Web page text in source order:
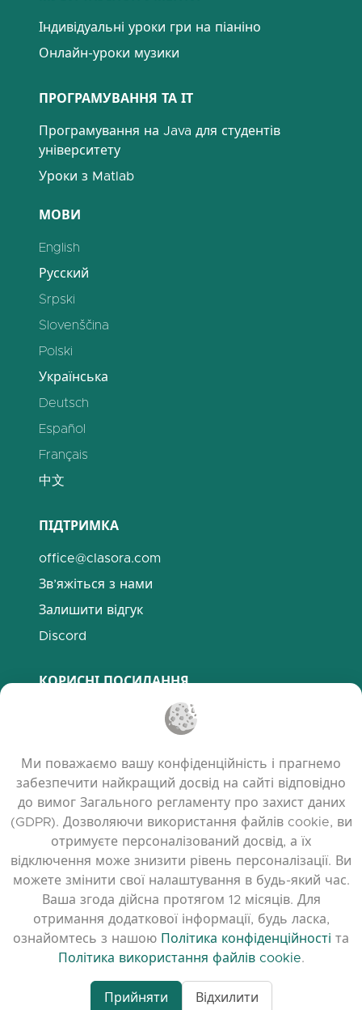
Індивідуальні уроки гри на піаніно
Онлайн-уроки музики
ПРОГРАМУВАННЯ ТА ІТ
Програмування на Java для студентів
університету
Уроки з Matlab
МОВИ
English
Русский
Srpski
Slovenščina
Polski
Українська
Deutsch
Español
Français
中文
ПІДТРИМКА
office@clasora.com
Зв’яжіться з нами
Залишити відгук
Discord
КОРИСНІ ПОСИЛАННЯ
Поширені запитання
Політика використання файлів cookie
Умови користування
Примітки до випуску
www.quora.com/
© 2026 clasora.com platform | Всі права
Ми поважаємо вашу конфіденційність і прагнемо
забезпечити найкращий досвід на сайті відповідно
до вимог Загального регламенту про захист даних
(GDPR). Дозволяючи використання файлів cookie, ви
отримуєте персоналізований досвід, а їх
відключення може знизити рівень персоналізації. Ви
можете змінити свої налаштування в будь-який час.
Ваша згода дійсна протягом 12 місяців. Для
отримання додаткової інформації, будь ласка,
ознайомтесь з нашою Політика конфіденційності та
Політика використання файлів cookie.
Прийняти Відхилити